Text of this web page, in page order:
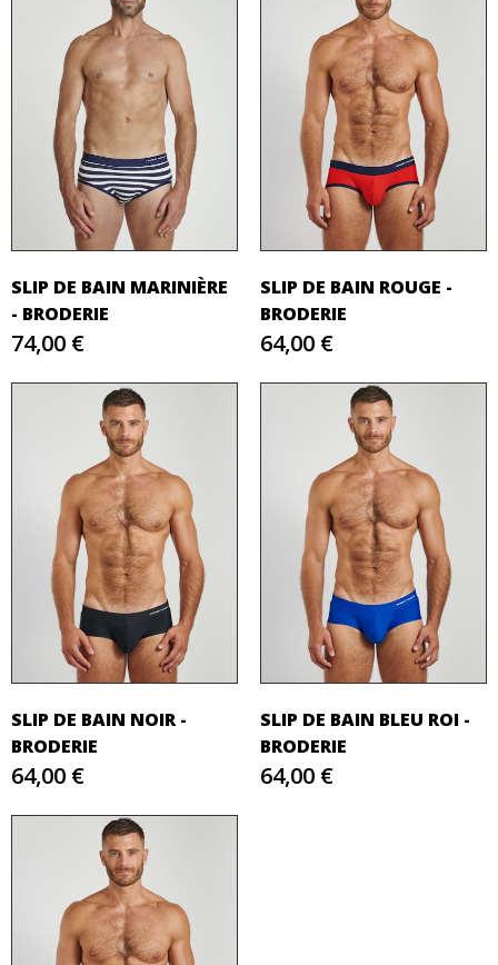
SLIP DE BAIN MARINIÈRE
- BRODERIE
74,00 €
SLIP DE BAIN ROUGE -
BRODERIE
64,00 €
SLIP DE BAIN NOIR -
BRODERIE
64,00 €
SLIP DE BAIN BLEU ROI -
BRODERIE
64,00 €